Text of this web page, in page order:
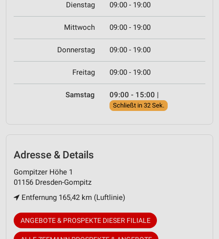
Dienstag 09:00 - 19:00
Mittwoch 09:00 - 19:00
Donnerstag 09:00 - 19:00
Freitag 09:00 - 19:00
Samstag 09:00 - 15:00 |
Schließt in 32 Sek.
Adresse & Details
Gompitzer Höhe 1
01156 Dresden-Gompitz
Entfernung 165,42 km (Luftlinie)
ANGEBOTE & PROSPEKTE DIESER FILIALE